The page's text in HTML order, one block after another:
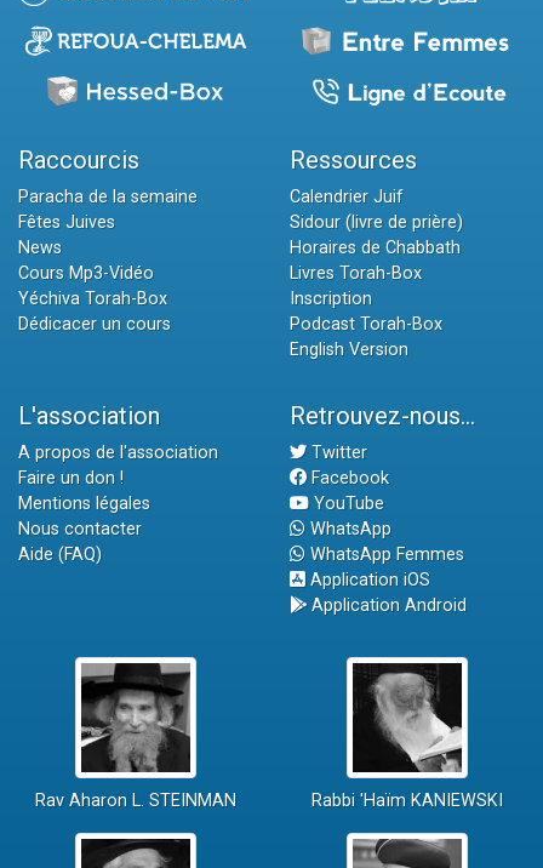
Raccourcis
Paracha de la semaine
Fêtes Juives
News
Cours Mp3-Vidéo
Yéchiva Torah-Box
Dédicacer un cours
Ressources
Calendrier Juif
Sidour (livre de prière)
Horaires de Chabbath
Livres Torah-Box
Inscription
Podcast Torah-Box
English Version
L'association
A propos de l'association
Faire un don !
Mentions légales
Nous contacter
Aide (FAQ)
Retrouvez-nous...
Twitter
Facebook
YouTube
WhatsApp
WhatsApp Femmes
Application iOS
Application Android
Rav Aharon L. STEINMAN Rabbi 'Haïm KANIEWSKI